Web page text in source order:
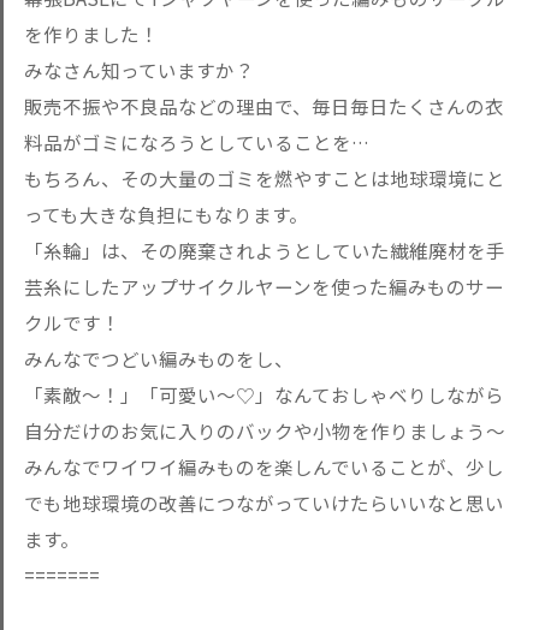
を作りました！
みなさん知っていますか？
販売不振や不良品などの理由で、毎日毎日たくさんの衣
料品がゴミになろうとしていることを…
もちろん、その大量のゴミを燃やすことは地球環境にと
っても大きな負担にもなります。
「糸輪」は、その廃棄されようとしていた繊維廃材を手
芸糸にしたアップサイクルヤーンを使った編みものサー
クルです！
みんなでつどい編みものをし、
「素敵〜！」「可愛い〜♡」なんておしゃベりしながら
自分だけのお気に入りのバックや小物を作りましょう〜
みんなでワイワイ編みものを楽しんでいることが、少し
でも地球環境の改善につながっていけたらいいなと思い
ます。
=======